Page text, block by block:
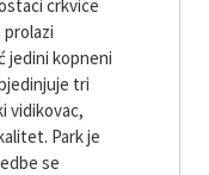
crkvice
prolazi
jedini kopneni
tri
vidikovac,
Park je
se